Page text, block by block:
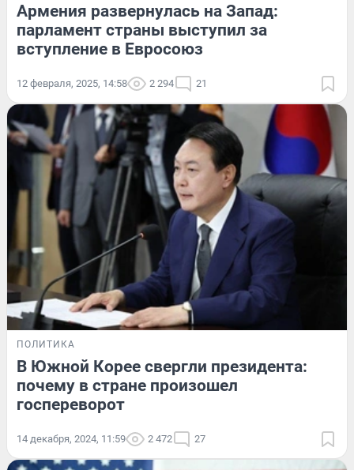
Армения развернулась на Запад:
парламент страны выступил за
вступление в Евросоюз
12 февраля, 2025, 14:58 2 294 21
ПОЛИТИКА
В Южной Корее свергли президента:
почему в стране произошел
госпереворот
14 декабря, 2024, 11:59 2 472 27